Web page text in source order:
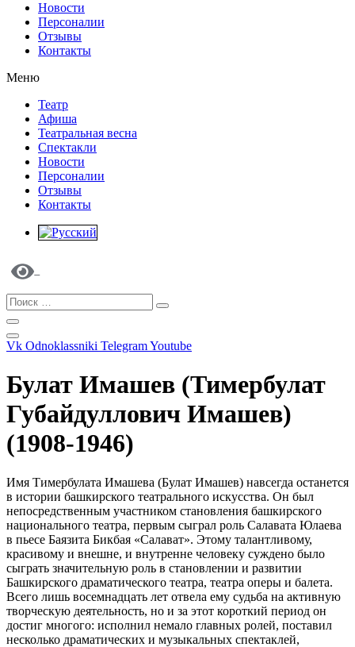
Новости
Персоналии
Отзывы
Контакты
Меню
Театр
Афиша
Театральная весна
Спектакли
Новости
Персоналии
Отзывы
Контакты
Vk Odnoklassniki TelegramYoutube
Булат Имашев (Тимербулат
Губайдуллович Имашев)
(1908-1946)
Имя Тимербулата Имашева (Булат Имашев) навсегда останется
в истории башкирского театрального искусства. Он был
непосредственным участником становления башкирского
национального театра, первым сыграл роль Салавата Юлаева
в пьесе Баязита Бикбая «Салават». Этому талантливому,
красивому и внешне, и внутренне человеку суждено было
сыграть значительную роль в становлении и развитии
Башкирского драматического театра, театра оперы и балета.
Всего лишь восемнадцать лет отвела ему судьба на активную
творческую деятельность, но и за этот короткий период он
достиг многого: исполнил немало главных ролей, поставил
несколько драматических и музыкальных спектаклей,